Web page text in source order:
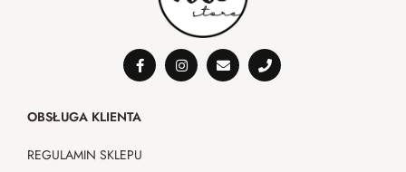
OBSŁUGA KLIENTA
REGULAMIN SKLEPU